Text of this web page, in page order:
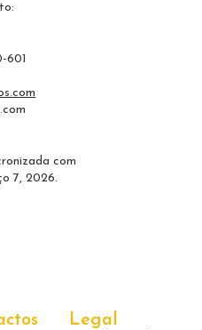
601
com
7, 2026.
Legal